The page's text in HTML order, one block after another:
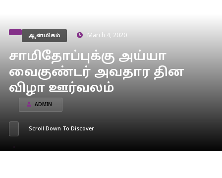
ஆன்மிகம் March 4, 2020
சாமிதோப்புக்கு அய்யா
வைகுண்டர் அவதார தின
விழா ஊர்வலம்
ADMIN
Scroll Down To Discover